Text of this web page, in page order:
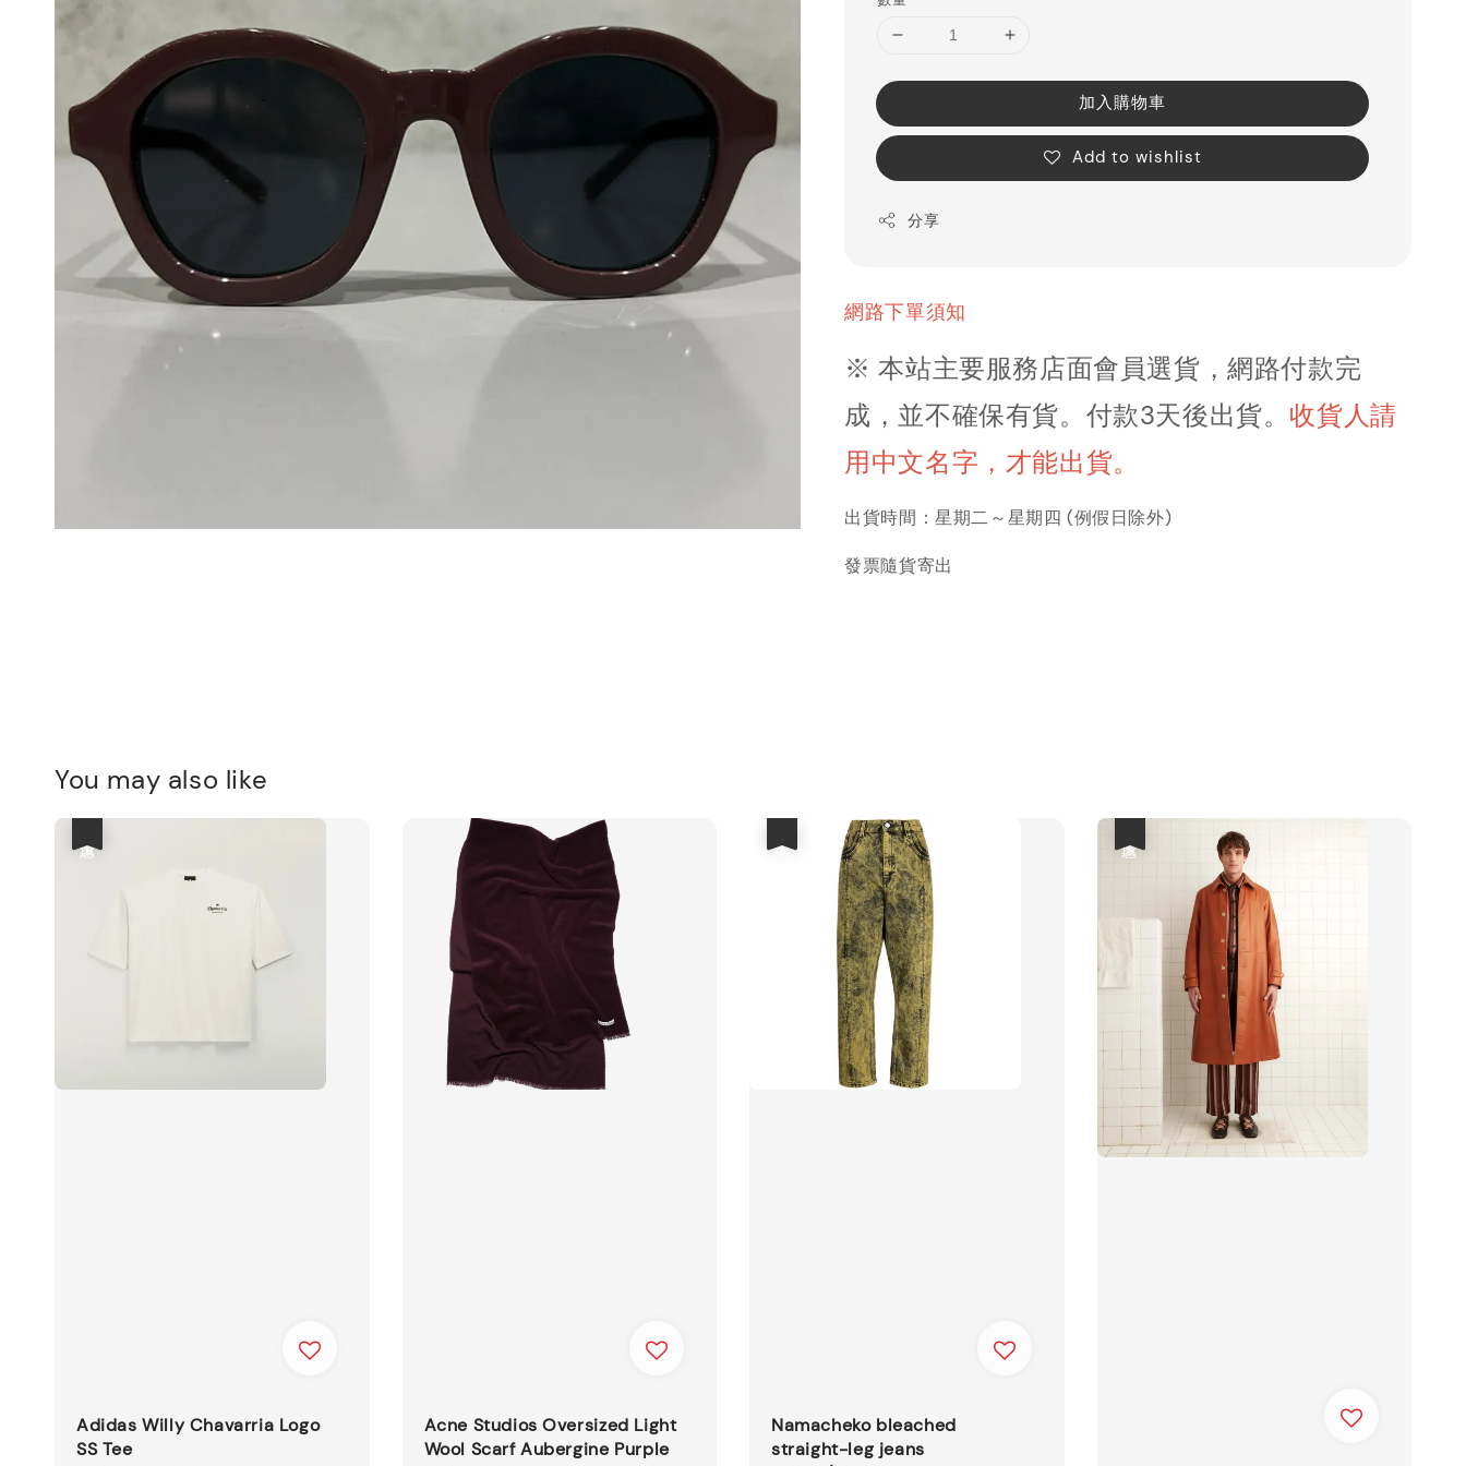
加入購物車
Add to wishlist
分享
網路下單須知
※ 本站主要服務店面會員選貨，網路付款完
成，並不確保有貨。付款3天後出貨。 收貨人請
用中文名字，才能出貨。
出貨時間：星期二～星期四 (例假日除外)
發票隨貨寄出
You may also like
Adidas Willy Chavarria Logo
SS Tee
Acne Studios Oversized Light
Wool Scarf Aubergine Purple
Namacheko bleached
straight-leg jeans